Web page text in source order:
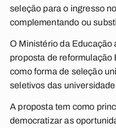
seleção para o ingresso
complementando ou
O Ministério da Educação
proposta de reformulação
como forma de seleção
seletivos das
A proposta tem como
democratizar as